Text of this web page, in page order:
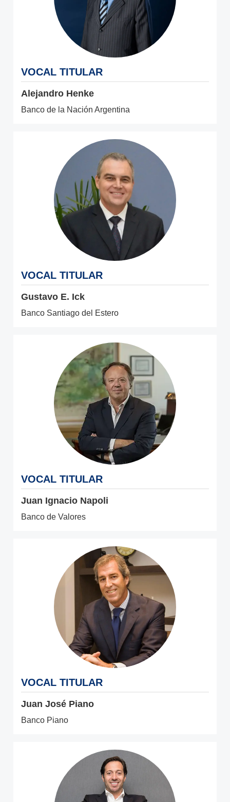
VOCAL TITULAR
Alejandro Henke
Banco de la Nación Argentina
VOCAL TITULAR
Gustavo E. Ick
Banco Santiago del Estero
VOCAL TITULAR
Juan Ignacio Napoli
Banco de Valores
VOCAL TITULAR
Juan José Piano
Banco Piano